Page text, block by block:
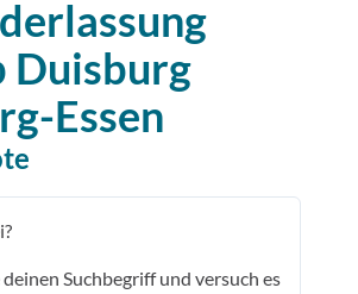
Duisburg
Essen
Suchbegriff und versuch es